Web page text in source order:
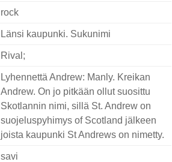
rock
Länsi kaupunki. Sukunimi
Rival;
Lyhennettä Andrew: Manly. Kreikan
Andrew. On jo pitkään ollut suosittu
Skotlannin nimi, sillä St. Andrew on
suojeluspyhimys of Scotland jälkeen
joista kaupunki St Andrews on nimetty.
savi